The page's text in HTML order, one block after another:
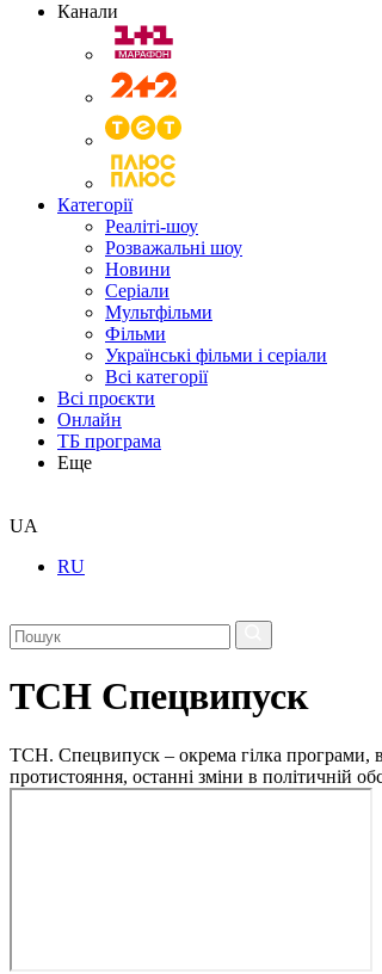
Канали
Категорії
Реаліті-шоу
Розважальні шоу
Новини
Серіали
Мультфільми
Фільми
Українські фільми і серіали
Всі категорії
Всі проєкти
Онлайн
ТБ програма
Еще
UA
RU
ТСН Спецвипуск
ТСН. Спецвипуск – окрема гілка програми,
протистояння, останні зміни в політичній